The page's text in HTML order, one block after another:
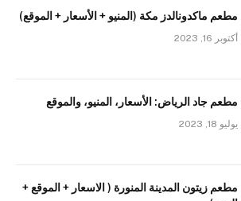
مطعم ماكدونالدز مكة (المنيو + الأسعار + الموقع)
أكتوبر 16, 2023
مطعم جاد الرياض: الأسعار، المنيو، والموقع
يوليو 18, 2023
مطعم زيتون المدينة المنورة ( الاسعار + الموقع +